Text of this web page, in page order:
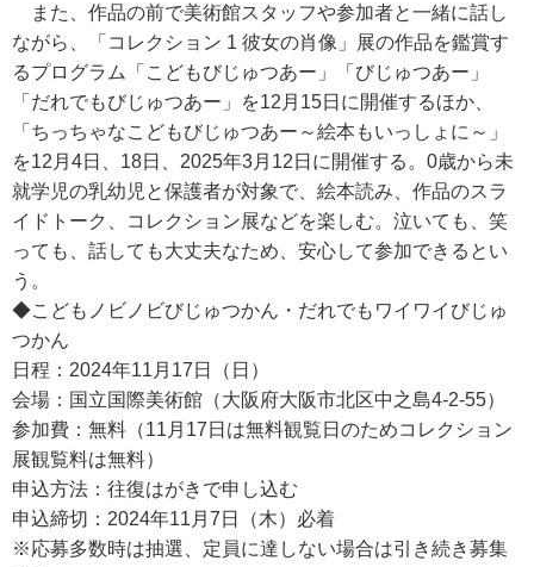
また、作品の前で美術館スタッフや参加者と一緒に話し
ながら、「コレクション 1 彼女の肖像」展の作品を鑑賞す
るプログラム「こどもびじゅつあー」「びじゅつあー」
「だれでもびじゅつあー」を12月15日に開催するほか、
「ちっちゃなこどもびじゅつあー～絵本もいっしょに～」
を12月4日、18日、2025年3月12日に開催する。0歳から未
就学児の乳幼児と保護者が対象で、絵本読み、作品のスラ
イドトーク、コレクション展などを楽しむ。泣いても、笑
っても、話しても大丈夫なため、安心して参加できるとい
う。
◆こどもノビノビびじゅつかん・だれでもワイワイびじゅ
つかん
日程：2024年11月17日（日）
会場：国立国際美術館（大阪府大阪市北区中之島4-2-55）
参加費：無料（11月17日は無料観覧日のためコレクション
展観覧料は無料）
申込方法：往復はがきで申し込む
申込締切：2024年11月7日（木）必着
※応募多数時は抽選、定員に達しない場合は引き続き募集